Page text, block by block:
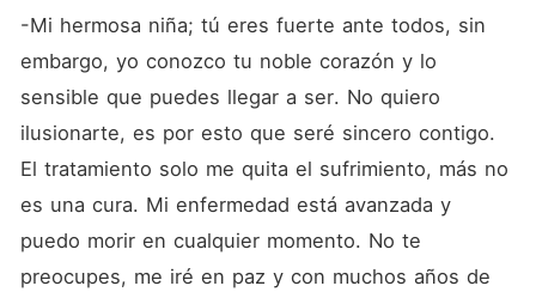
-Mi hermosa niña; tú eres fuerte ante todos, sin
embargo, yo conozco tu noble corazón y lo
sensible que puedes llegar a ser. No quiero
ilusionarte, es por esto que seré sincero contigo.
El tratamiento solo me quita el sufrimiento, más no
es una cura. Mi enfermedad está avanzada y
puedo morir en cualquier momento. No te
preocupes, me iré en paz y con muchos años de